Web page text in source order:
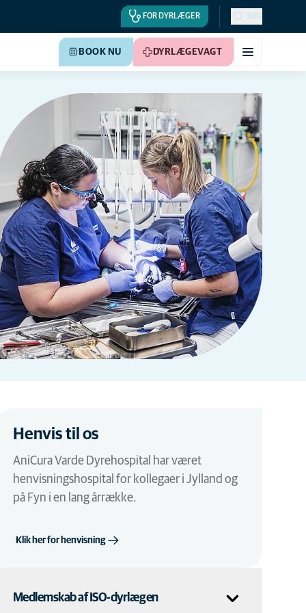
FOR DYRLÆGER SØG
BOOK NU DYRLÆGEVAGT
Henvis til os
AniCura Varde Dyrehospital har været
henvisningshospital for kollegaer i Jylland og
på Fyn i en lang årrække.
Klik her for henvisning
Medlemskab af ISO-dyrlægen